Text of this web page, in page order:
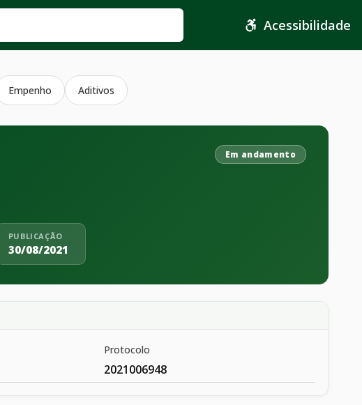
Acessibilidade
Empenho Aditivos
Em andamento
PUBLICAÇÃO
30/08/2021
Protocolo
2021006948